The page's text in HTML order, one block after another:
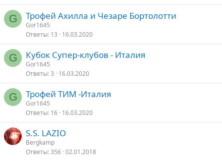
G Трофей Ахилла и Чезаре Бортолотти
Gor1645
Ответы 13 16.03.2020
G Кубок Супер-клубов - Италия
Gor1645
Ответы 3 16.03.2020
G Трофей ТИМ -Италия
Gor1645
Ответы 16 16.03.2020
S.S. LAZIO
Bergkamp
Ответы 356 02.01.2018